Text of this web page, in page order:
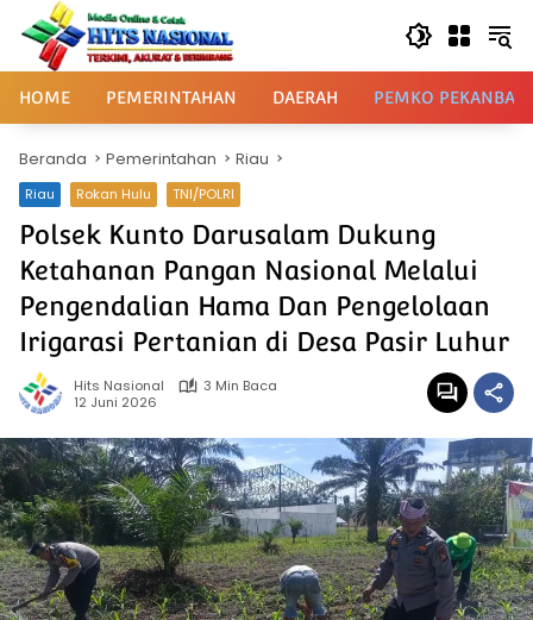
Langsung
konten
HOME PEMERINTAHAN DAERAH PEMKO
Beranda Pemerintahan Riau
Riau Rokan Hulu TNI/POLRI
Polsek Kunto Darusalam Dukung
Ketahanan Pangan Nasional Melalui
Pengendalian Hama Dan Pengelolaan
Irigarasi Pertanian di Desa Pasir Luhur
Hits Nasional
3 Min Baca
12 Juni 2026